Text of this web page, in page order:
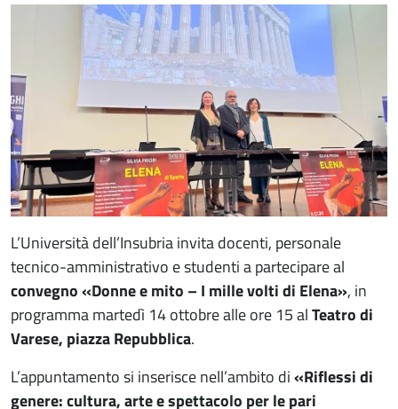
Immagine evento
L’Università dell’Insubria invita docenti, personale
tecnico-amministrativo e studenti a partecipare al
convegno «Donne e mito – I mille volti di Elena», in
programma martedì 14 ottobre alle ore 15 alTeatro di
Varese, piazza Repubblica.
L’appuntamento si inserisce nell’ambito di«Riflessi di
genere: cultura, arte e spettacolo per le pari